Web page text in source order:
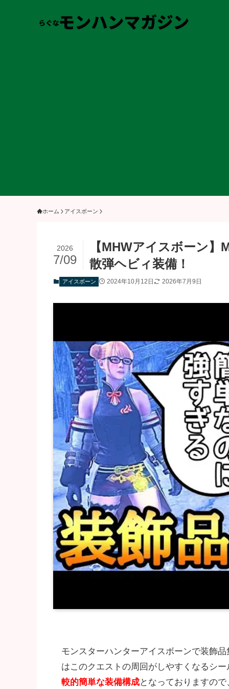
ホーム アイスボーン
【MHWアイスボーン
散弾ヘビィ装備！
2026
7/09
アイスボーン 2024年10月12日 2026年7月9日
モンスターハンターアイスボーンで装飾
はこのクエストの周回がしやすくなるシ
較的簡単な装備構成となっておりますの